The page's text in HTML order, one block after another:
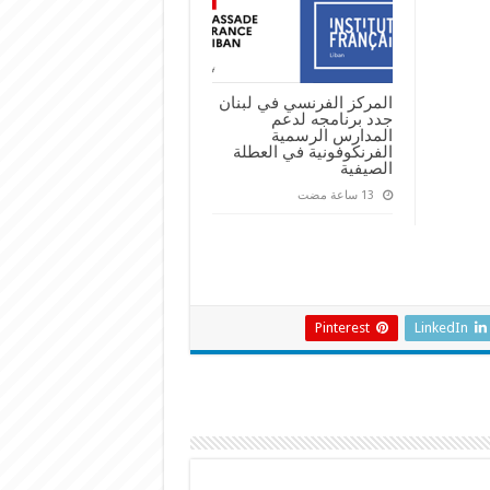
المركز الفرنسي في لبنان
جدد برنامجه لدعم
المدارس الرسمية
الفرنكوفونية في العطلة
الصيفية
LinkedIn
Pinterest